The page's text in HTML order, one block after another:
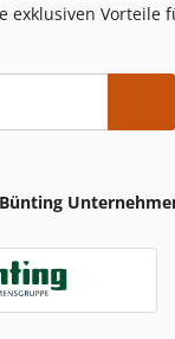
exklusiven Vorteile